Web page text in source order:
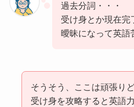
過去分詞・・・
受け身とか現在完
曖昧になって英語
そうそう、ここは頑張り
受け身を攻略すると英語